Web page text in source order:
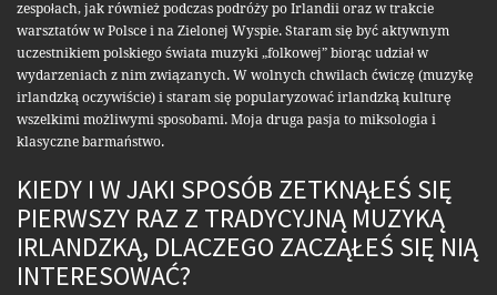
zespołach, jak również podczas podróży po Irlandii oraz w trakcie
warsztatów w Polsce i na Zielonej Wyspie. Staram się być aktywnym
uczestnikiem polskiego świata muzyki „folkowej” biorąc udział w
wydarzeniach z nim związanych. W wolnych chwilach ćwiczę (muzykę
irlandzką oczywiście) i staram się popularyzować irlandzką kulturę
wszelkimi możliwymi sposobami. Moja druga pasja to miksologia i
klasyczne barmaństwo.
KIEDY I W JAKI SPOSÓB ZETKNĄŁEŚ SIĘ
PIERWSZY RAZ Z TRADYCYJNĄ MUZYKĄ
IRLANDZKĄ, DLACZEGO ZACZĄŁEŚ SIĘ NIĄ
INTERESOWAĆ?